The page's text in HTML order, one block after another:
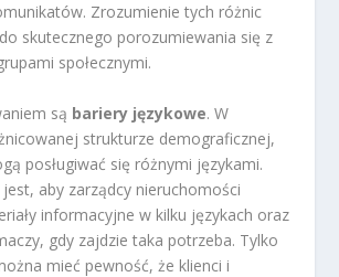
Zrozumienie tych różnic
skutecznego porozumiewania się z
społecznymi.
są bariery językowe. W
strukturze demograficznej,
posługiwać się różnymi językami.
aby zarządcy nieruchomości
informacyjne w kilku językach oraz
gdy zajdzie taka potrzeba. Tylko
mieć pewność, że klienci i